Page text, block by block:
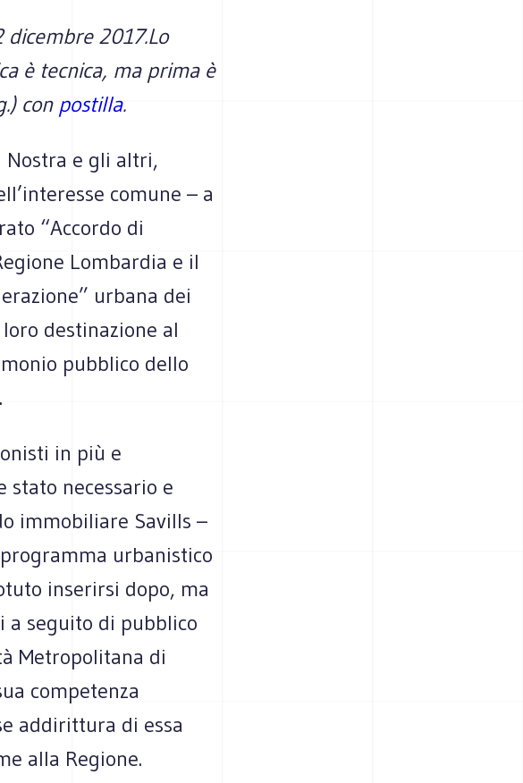
dicembre 2017.Lo
è tecnica, ma prima è
con postilla.
e gli altri,
comune – a
“Accordo di
Lombardia e il
urbana dei
destinazione al
pubblico dello
in più e
stato necessario e
immobiliare Savills –
urbanistico
inserirsi dopo, ma
a seguito di pubblico
Metropolitana di
competenza
addirittura di essa
alla Regione.